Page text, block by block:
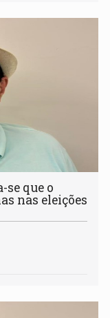
se que o
nas eleições